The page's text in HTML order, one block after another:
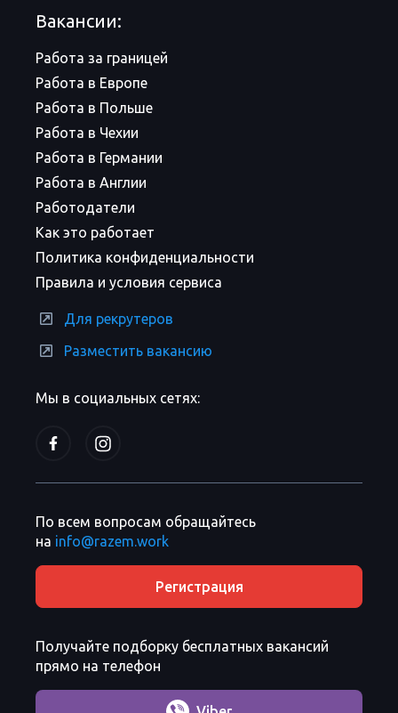
Мы в социальных сетях:
Вакансии:
Работа за границей
Работа в Европе
Работа в Польше
Работа в Чехии
Работа в Германии
Работа в Англии
Работодатели
Как это работает
Политика конфиденциальности
Правила и условия сервиса
Для рекрутеров
Разместить вакансию
По всем вопросам обращайтесь
на info@razem.work
Регистрация
Получайте подборку бесплатных вакансий
прямо на телефон